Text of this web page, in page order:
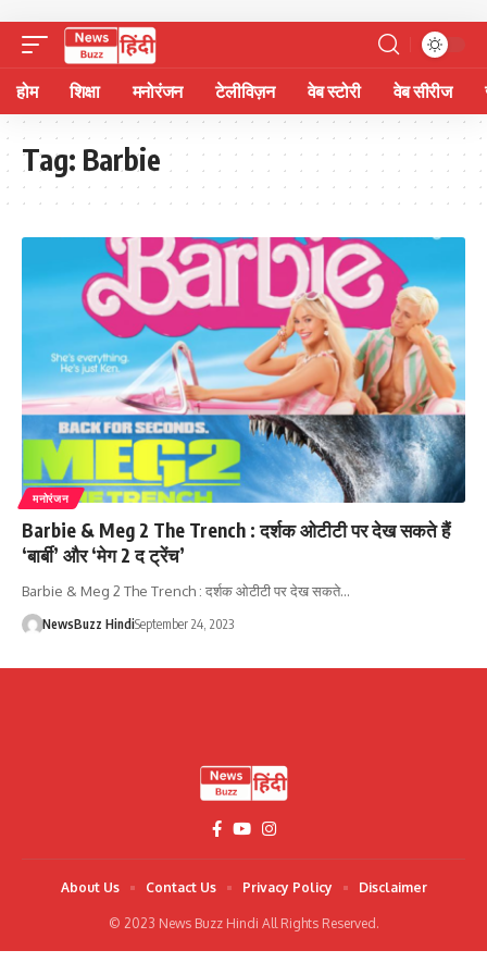
होम शिक्षा मनोरंजन टेलीविज़न वेब स्टोरी वेब सीरीज
Tag: Barbie
मनोरंजन
Barbie & Meg 2 The Trench : दर्शक ओटीटी पर देख सकते हैं
‘बार्बी’ और ‘मेग 2 द ट्रेंच’
Barbie & Meg 2 The Trench : दर्शक ओटीटी पर देख सकते…
NewsBuzz HindiSeptember 24, 2023
© 2023 News Buzz Hindi All Rights Reserved.
About Us Contact Us Privacy Policy Disclaimer